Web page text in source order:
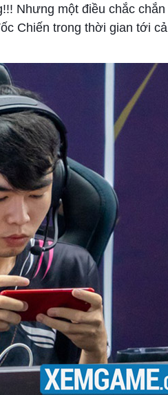
Nhưng một điều chắc
Chiến trong thời gian tới